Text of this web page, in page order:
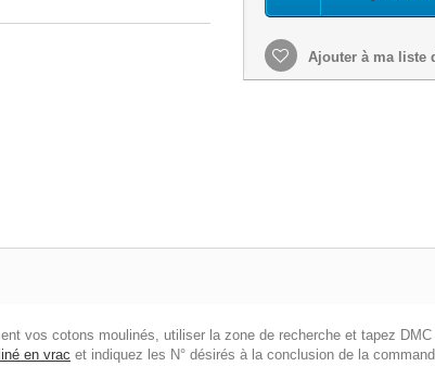
Ajouter à ma liste
vos cotons moulinés, utiliser la zone de recherche et tapez
en vrac et indiquez les N° désirés à la conclusion de la